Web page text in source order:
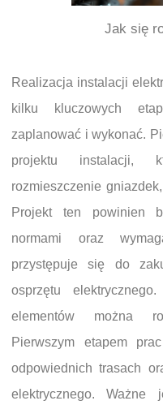
Jak się
Realizacja instalacji
kilku kluczowych
zaplanować i wykonać.
projektu instalacji,
rozmieszczenie
Projekt ten powinien
normami oraz
przystępuje się do
osprzętu
elementów można
Pierwszym etapem
odpowiednich trasach
elektrycznego. Ważne